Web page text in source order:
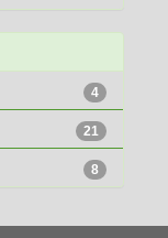
4
21
8